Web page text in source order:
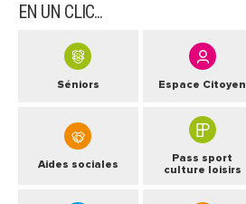
EN UN CLIC...
Séniors Espace Citoyen
Aides sociales
Pass sport
culture loisirs